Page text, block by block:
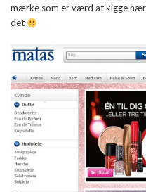
mærke som er værd at kigge
det